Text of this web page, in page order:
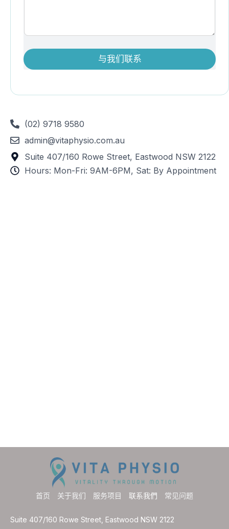
与我们联系
(02) 9718 9580
admin@vitaphysio.com.au
Suite 407/160 Rowe Street, Eastwood NSW 2122
Hours: Mon-Fri: 9AM-6PM, Sat: By Appointment
首页 关于我们 服务项目 联系我們 常见问题
Suite 407/160 Rowe Street, Eastwood NSW 2122